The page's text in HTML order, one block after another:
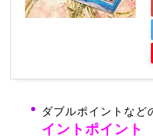
ダブルポイントなど
イントポイント